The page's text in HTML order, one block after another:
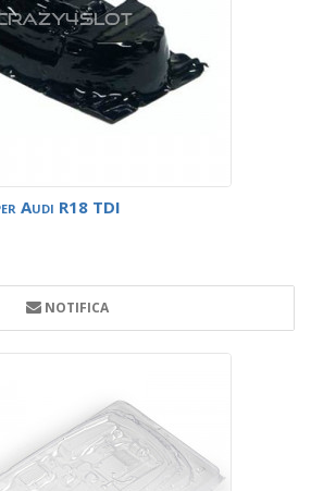
Audi R18 TDI
NOTIFICA